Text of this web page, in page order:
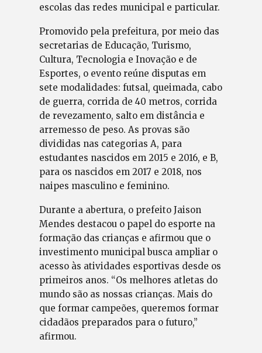
escolas das redes municipal e particular.
Promovido pela prefeitura, por meio das
secretarias de Educação, Turismo,
Cultura, Tecnologia e Inovação e de
Esportes, o evento reúne disputas em
sete modalidades: futsal, queimada, cabo
de guerra, corrida de 40 metros, corrida
de revezamento, salto em distância e
arremesso de peso. As provas são
divididas nas categorias A, para
estudantes nascidos em 2015 e 2016, e B,
para os nascidos em 2017 e 2018, nos
naipes masculino e feminino.
Durante a abertura, o prefeito Jaison
Mendes destacou o papel do esporte na
formação das crianças e afirmou que o
investimento municipal busca ampliar o
acesso às atividades esportivas desde os
primeiros anos. “Os melhores atletas do
mundo são as nossas crianças. Mais do
que formar campeões, queremos formar
cidadãos preparados para o futuro,”
afirmou.